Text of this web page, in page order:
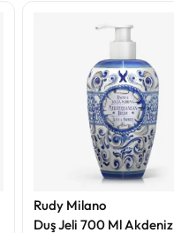
Rudy Milano
Duş Jeli 700 Ml Akdeniz